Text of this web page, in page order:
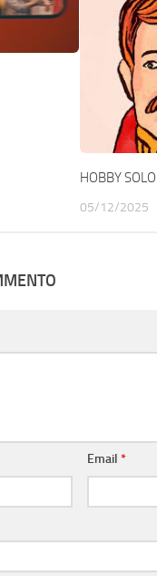
HOBBY
05/12/2025
Email *